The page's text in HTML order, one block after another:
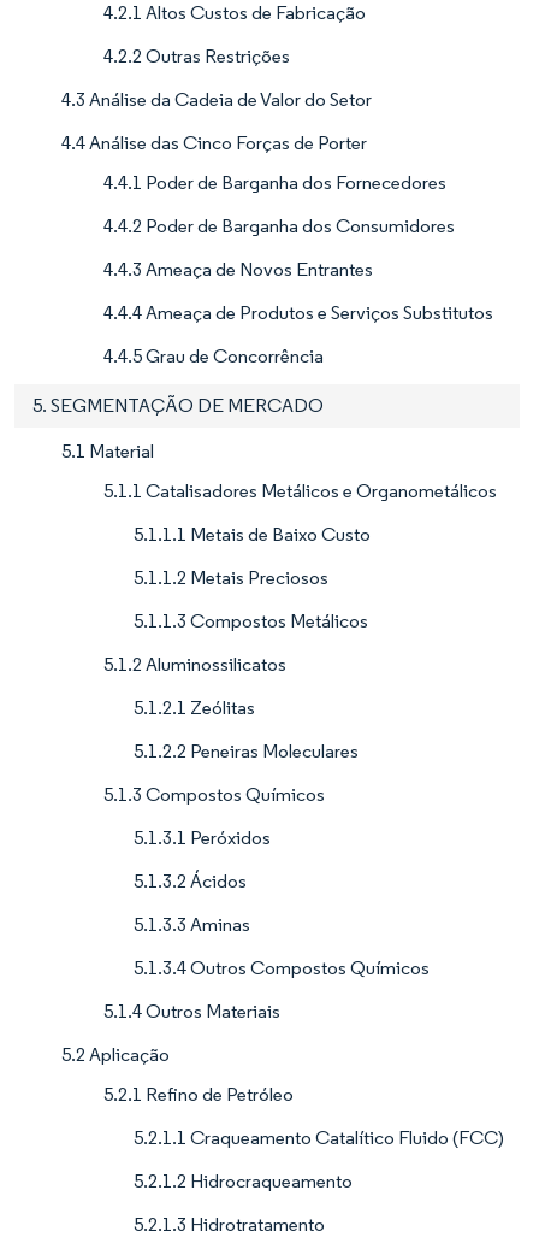
4.2.1 Altos Custos de Fabricação
4.2.2 Outras Restrições
4.3 Análise da Cadeia de Valor do Setor
4.4 Análise das Cinco Forças de Porter
4.4.1 Poder de Barganha dos Fornecedores
4.4.2 Poder de Barganha dos Consumidores
4.4.3 Ameaça de Novos Entrantes
4.4.4 Ameaça de Produtos e Serviços Substitutos
4.4.5 Grau de Concorrência
5. SEGMENTAÇÃO DE MERCADO
5.1 Material
5.1.1 Catalisadores Metálicos e Organometálicos
5.1.1.1 Metais de Baixo Custo
5.1.1.2 Metais Preciosos
5.1.1.3 Compostos Metálicos
5.1.2 Aluminossilicatos
5.1.2.1 Zeólitas
5.1.2.2 Peneiras Moleculares
5.1.3 Compostos Químicos
5.1.3.1 Peróxidos
5.1.3.2 Ácidos
5.1.3.3 Aminas
5.1.3.4 Outros Compostos Químicos
5.1.4 Outros Materiais
5.2 Aplicação
5.2.1 Refino de Petróleo
5.2.1.1 Craqueamento Catalítico Fluido (FCC)
5.2.1.2 Hidrocraqueamento
5.2.1.3 Hidrotratamento